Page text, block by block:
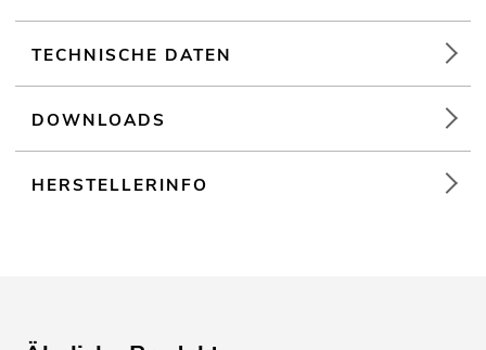
TECHNISCHE DATEN
DOWNLOADS
HERSTELLERINFO